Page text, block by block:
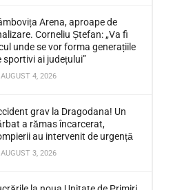
Arena, aproape de
Corneliu Ștefan: „Va fi
unde se vor forma generațiile
sportivi ai județului”
AUGUST 4, 2026
grav la Dragodana! Un
a rămas încarcerat,
au intervenit de urgență
AUGUST 3, 2026